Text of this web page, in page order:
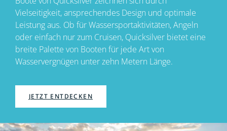
Vielseitigkeit, ansprechendes Design und optimale
Leistung aus. Ob für Wassersportaktivitäten, Angeln
oder einfach nur zum Cruisen, Quicksilver bietet eine
breite Palette von Booten für jede Art von
Wasservergnügen unter zehn Metern Länge.
JETZT ENTDECKEN